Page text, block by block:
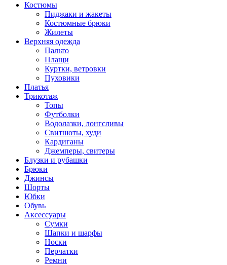
Костюмы
Пиджаки и жакеты
Костюмные брюки
Жилеты
Верхняя одежда
Пальто
Плащи
Куртки, ветровки
Пуховики
Платья
Трикотаж
Топы
Футболки
Водолазки, лонгсливы
Свитшоты, худи
Кардиганы
Джемперы, свитеры
Блузки и рубашки
Брюки
Джинсы
Шорты
Юбки
Обувь
Аксессуары
Сумки
Шапки и шарфы
Носки
Перчатки
Ремни